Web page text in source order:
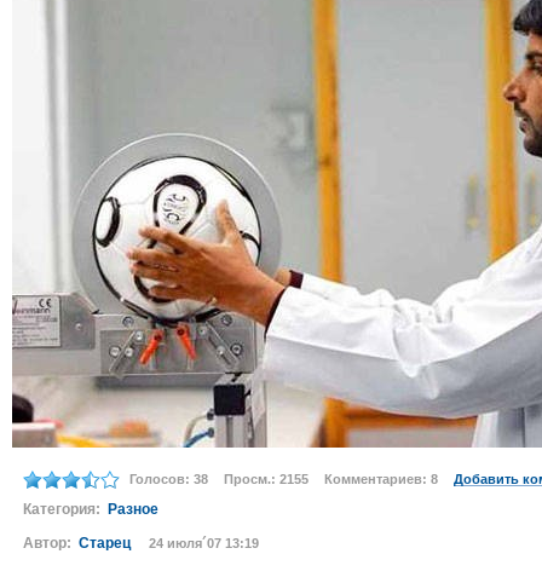
Голосов: 38 Просм.: 2155 Комментариев: 8 Добавить
Категория:
Разное
Автор: Старец 24 июля´07 13:19